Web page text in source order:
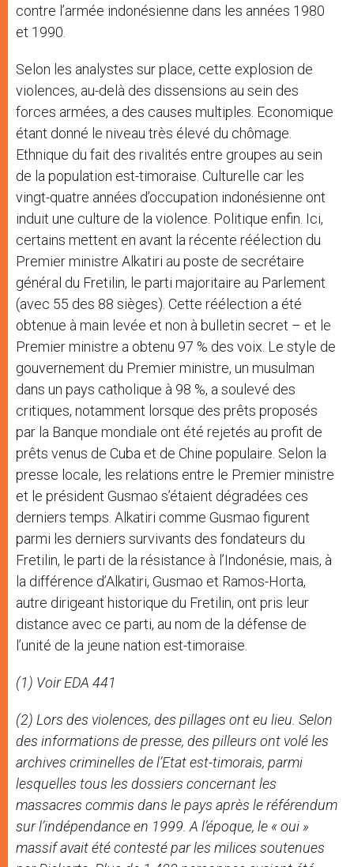
contre l’armée indonésienne dans les années 1980
et 1990.
Selon les analystes sur place, cette explosion de
violences, au-delà des dissensions au sein des
forces armées, a des causes multiples. Economique
étant donné le niveau très élevé du chômage.
Ethnique du fait des rivalités entre groupes au sein
de la population est-timoraise. Culturelle car les
vingt-quatre années d’occupation indonésienne ont
induit une culture de la violence. Politique enfin. Ici,
certains mettent en avant la récente réélection du
Premier ministre Alkatiri au poste de secrétaire
général du Fretilin, le parti majoritaire au Parlement
(avec 55 des 88 sièges). Cette réélection a été
obtenue à main levée et non à bulletin secret – et le
Premier ministre a obtenu 97 % des voix. Le style de
gouvernement du Premier ministre, un musulman
dans un pays catholique à 98 %, a soulevé des
critiques, notamment lorsque des prêts proposés
par la Banque mondiale ont été rejetés au profit de
prêts venus de Cuba et de Chine populaire. Selon la
presse locale, les relations entre le Premier ministre
et le président Gusmao s’étaient dégradées ces
derniers temps. Alkatiri comme Gusmao figurent
parmi les derniers survivants des fondateurs du
Fretilin, le parti de la résistance à l’Indonésie, mais, à
la différence d’Alkatiri, Gusmao et Ramos-Horta,
autre dirigeant historique du Fretilin, ont pris leur
distance avec ce parti, au nom de la défense de
l’unité de la jeune nation est-timoraise.
(1) Voir EDA 441
(2) Lors des violences, des pillages ont eu lieu. Selon
des informations de presse, des pilleurs ont volé les
archives criminelles de l’Etat est-timorais, parmi
lesquelles tous les dossiers concernant les
massacres commis dans le pays après le référendum
sur l’indépendance en 1999. A l’époque, le « oui »
massif avait été contesté par les milices soutenues